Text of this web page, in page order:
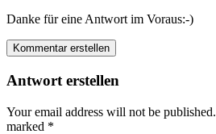
Danke für eine Antwort im Voraus:-)
Kommentar erstellen
Antwort erstellen
Your email address will not be published.
marked *